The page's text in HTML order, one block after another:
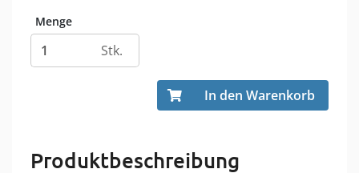
Menge
Stk.
In den Warenkorb
Produktbeschreibung